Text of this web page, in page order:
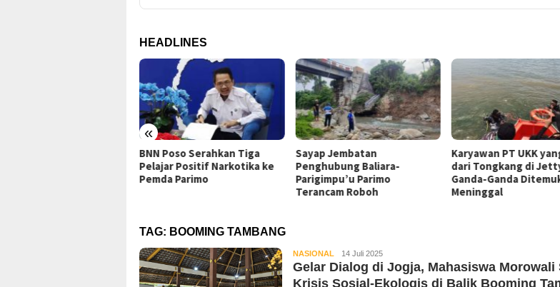
HEADLINES
«
BNN Poso Serahkan Tiga
Pelajar Positif Narkotika ke
Sayap Jembatan
Penghubung Baliara-
Parigimpu’u Parimo
Karyawan PT UKK yang Jatuh
dari Tongkang di Jetty
Ganda-Ganda Ditemukan
Meninggal
Tiga Polres
Kapolri,
Tegaskan
TAG: BOOMING TAMBANG
NASIONAL Kabar
Sulteng
14 Juli 2025
Gelar Dialog di Jogja, Mahasiswa Morowali
Krisis Sosial-Ekologis di Balik Booming